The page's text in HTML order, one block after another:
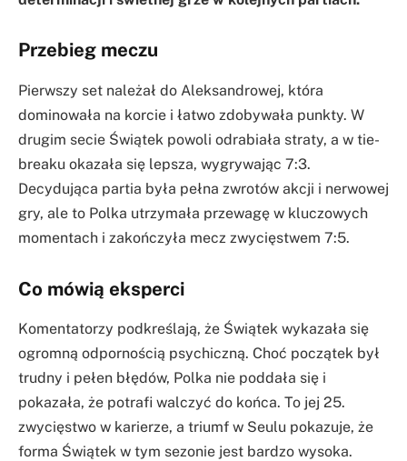
Przebieg meczu
Pierwszy set należał do Aleksandrowej, która
dominowała na korcie i łatwo zdobywała punkty. W
drugim secie Świątek powoli odrabiała straty, a w tie-
breaku okazała się lepsza, wygrywając 7:3.
Decydująca partia była pełna zwrotów akcji i nerwowej
gry, ale to Polka utrzymała przewagę w kluczowych
momentach i zakończyła mecz zwycięstwem 7:5.
Co mówią eksperci
Komentatorzy podkreślają, że Świątek wykazała się
ogromną odpornością psychiczną. Choć początek był
trudny i pełen błędów, Polka nie poddała się i
pokazała, że potrafi walczyć do końca. To jej 25.
zwycięstwo w karierze, a triumf w Seulu pokazuje, że
forma Świątek w tym sezonie jest bardzo wysoka.